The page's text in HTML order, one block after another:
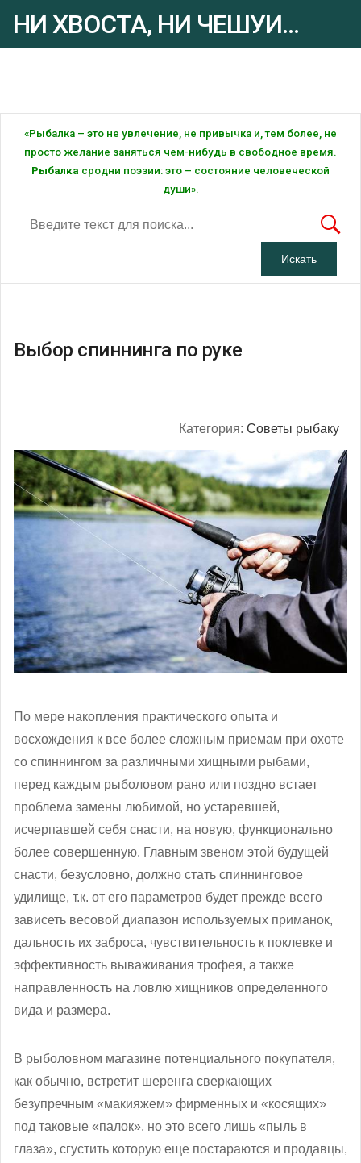
НИ ХВОСТА, НИ ЧЕШУИ...
«Рыбалка – это не увлечение, не привычка и, тем более, не
просто желание заняться чем-нибудь в свободное время.
Рыбалка сродни поэзии: это – состояние человеческой
души».
Выбор спиннинга по руке
Категория: Советы рыбаку
По мере накопления практического опыта и
восхождения к все более сложным приемам при охоте
со спиннингом за различными хищными рыбами,
перед каждым рыболовом рано или поздно встает
проблема замены любимой, но устаревшей,
исчерпавшей себя снасти, на новую, функционально
более совершенную. Главным звеном этой будущей
снасти, безусловно, должно стать спиннинговое
удилище, т.к. от его параметров будет прежде всего
зависеть весовой диапазон используемых приманок,
дальность их заброса, чувствительность к поклевке и
эффективность вываживания трофея, а также
направленность на ловлю хищников определенного
вида и размера.
В рыболовном магазине потенциального покупателя,
как обычно, встретит шеренга сверкающих
безупречным «макияжем» фирменных и «косящих»
под таковые «палок», но это всего лишь «пыль в
глаза», сгустить которую еще постараются и продавцы,